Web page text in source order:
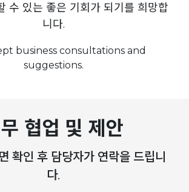
수 있는 좋은 기회가 되기를 희망합
니다.
business consultations and
suggestions.
협업 및 제안
확인 후 담당자가 연락을 드립니
다.